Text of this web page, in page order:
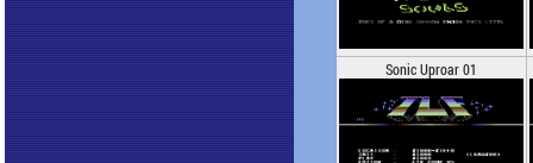
Sonic Uproar 01